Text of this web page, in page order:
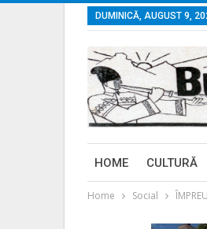
DUMINICĂ, AUGUST 9,
HOME CULTURĂ
Home Social